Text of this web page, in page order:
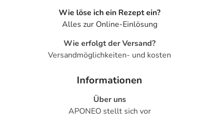
Wie löse ich ein Rezept ein?
Alles zur Online-Einlösung
Wie erfolgt der Versand?
Versandmöglichkeiten- und kosten
Informationen
Über uns
APONEO stellt sich vor